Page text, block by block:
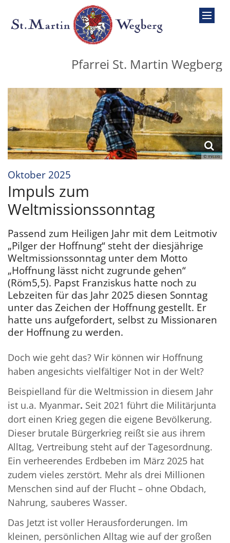
Zum Inhalt springen
Pfarrei St. Martin Wegberg
© missio
Oktober 2025
Impuls zum
Weltmissionssonntag
Passend zum Heiligen Jahr mit dem Leitmotiv
„Pilger der Hoffnung“ steht der diesjährige
Weltmissionssonntag unter dem Motto
„Hoffnung lässt nicht zugrunde gehen“
(Röm5,5). Papst Franziskus hatte noch zu
Lebzeiten für das Jahr 2025 diesen Sonntag
unter das Zeichen der Hoffnung gestellt. Er
hatte uns aufgefordert, selbst zu Missionaren
der Hoffnung zu werden.
Doch wie geht das? Wir können wir Hoffnung
haben angesichts vielfältiger Not in der Welt?
Beispielland für die Weltmission in diesem Jahr
ist u.a. Myanmar. Seit 2021 führt die Militärjunta
dort einen Krieg gegen die eigene Bevölkerung.
Dieser brutale Bürgerkrieg reißt sie aus ihrem
Alltag, Vertreibung steht auf der Tagesordnung.
Ein verheerendes Erdbeben im März 2025 hat
zudem vieles zerstört. Mehr als drei Millionen
Menschen sind auf der Flucht – ohne Obdach,
Nahrung, sauberes Wasser.
Das Jetzt ist voller Herausforderungen. Im
kleinen, persönlichen Alltag wie auf der großen